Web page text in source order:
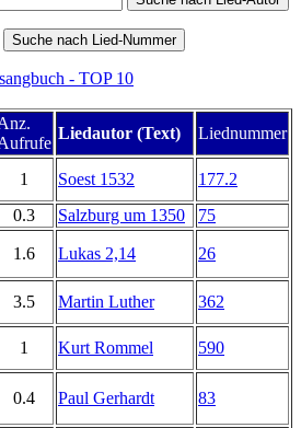
- TOP 10
Liedautor (Text)
Liednummer
1 Soest 1532
177.2
0.3 Salzburg um 1350
75
1.6 Lukas 2,14 26
3.5 Martin Luther
362
1 Kurt Rommel 590
0.4 Paul Gerhardt 83